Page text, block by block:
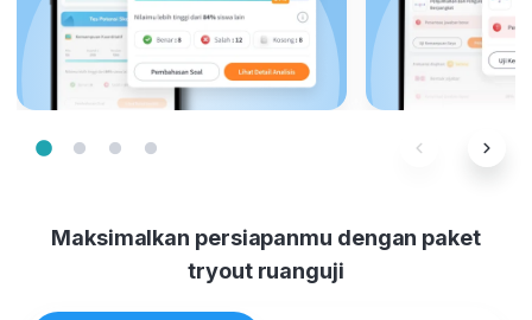
Maksimalkan persiapanmu dengan paket
tryout ruanguji